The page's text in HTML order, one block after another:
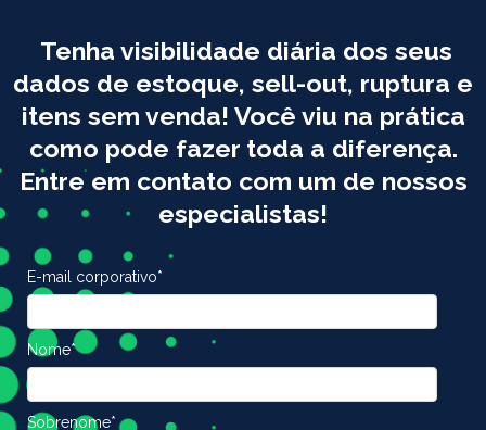
Tenha visibilidade diária dos seus
dados de estoque, sell-out, ruptura e
itens sem venda! Você viu na prática
como pode fazer toda a diferença.
Entre em contato com um de nossos
especialistas!
E-mail corporativo*
Nome*
Sobrenome*